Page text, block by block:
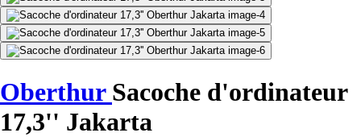
Oberthur Sacoche d'ordinateur
17,3'' Jakarta